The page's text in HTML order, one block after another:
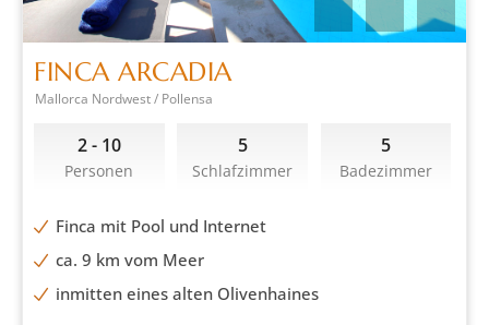
FINCA ARCADIA
Mallorca Nordwest / Pollensa
2 - 10
Personen
5
Schlafzimmer
5
Badezimmer
Finca mit Pool und Internet
ca. 9 km vom Meer
inmitten eines alten Olivenhaines